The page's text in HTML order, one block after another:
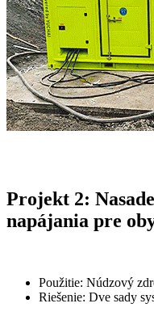
Projekt 2:
napájania pre
Použitie: Núdzový
Riešenie: Dve sady